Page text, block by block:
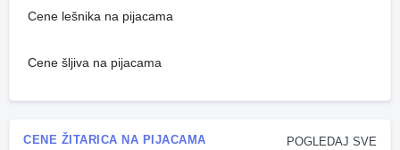
Cene lešnika na pijacama
Cene šljiva na pijacama
POGLEDAJ SVE
CENE ŽITARICA NA PIJACAMA